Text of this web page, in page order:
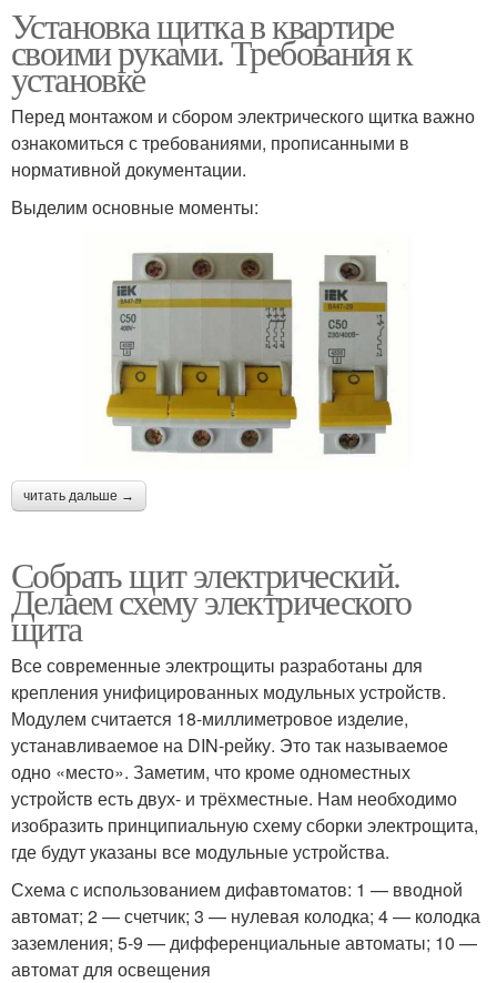
Установка щитка в квартире
своими руками. Требования к
установке
Перед монтажом и сбором электрического щитка важно
ознакомиться с требованиями, прописанными в
нормативной документации.
Выделим основные моменты:
читать дальше →
Собрать щит электрический.
Делаем схему электрического
щита
Все современные электрощиты разработаны для
крепления унифицированных модульных устройств.
Модулем считается 18-миллиметровое изделие,
устанавливаемое на DIN-рейку. Это так называемое
одно «место». Заметим, что кроме одноместных
устройств есть двух- и трёхместные. Нам необходимо
изобразить принципиальную схему сборки электрощита,
где будут указаны все модульные устройства.
Схема с использованием дифавтоматов: 1 — вводной
автомат; 2 — счетчик; 3 — нулевая колодка; 4 — колодка
заземления; 5-9 — дифференциальные автоматы; 10 —
автомат для освещения